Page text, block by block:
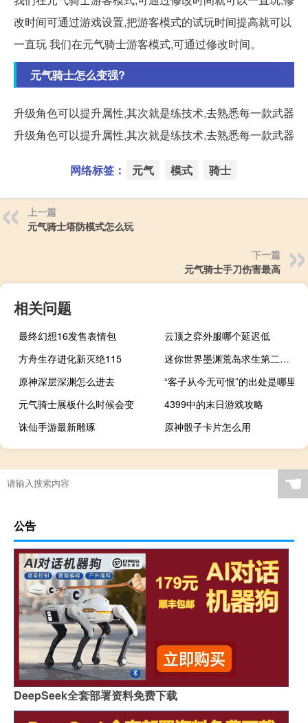
改时间可通过游戏设置,把游客模式的试玩时间提高就可以
一直玩 我们在元气骑士游客模式,可通过修改时间。
元气骑士怎么变强?
升级角色可以提升属性,其次就是练技术,去熟悉每一款武器
升级角色可以提升属性,其次就是练技术,去熟悉每一款武器
网络标签： 元气 模式 骑士
上一篇
元气骑士塔防模式怎么玩
下一篇
元气骑士手刀伤害最高
相关问题
最终幻想16发售表情包
云顶之弈外服哪个延迟低
方舟生存进化新灭绝115
迷你世界墨渊荒岛求生第二季115
原神深层深渊怎么进去
“客子从今无可恨”的出处是哪里
元气骑士展板什么时候会变
4399中的末日游戏攻略
诛仙手游最新雕琢
原神骰子卡片怎么用
☚
公告
DeepSeek全套部署资料免费下载